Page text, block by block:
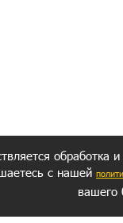
обработка
с нашей
вашего